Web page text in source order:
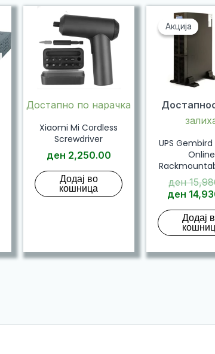
Достапно по нарачка
Xiaomi Mi Cordless
Screwdriver
ден 2,250.00
Додај во
кошница
Акција
Акција
UPS Gembird
Online
ден
ден
Додај